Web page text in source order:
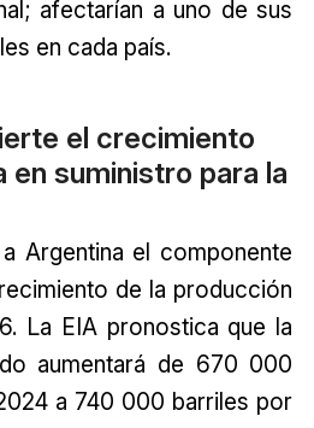
afectarían a uno de sus
en cada país.
el crecimiento
en suministro para la
Argentina el componente
de la producción
La EIA pronostica que la
aumentará de 670 000
a 740 000 barriles por